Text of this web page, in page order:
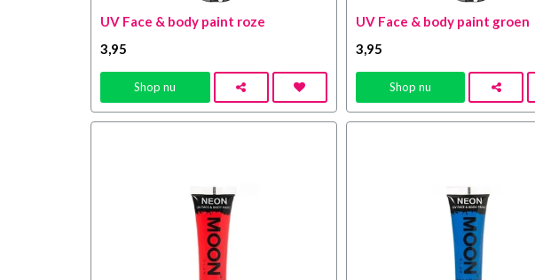
UV Face & body paint roze
3 ,95
Shop nu
UV Face & body paint groen
3 ,95
Shop nu